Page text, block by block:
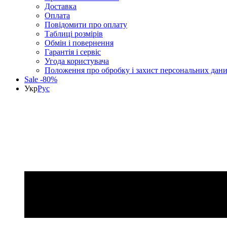
Доставка
Оплата
Повідомити про оплату
Таблиці розмірів
Обмін і повернення
Гарантія і сервіс
Угода користувача
Положення про обробку і захист персональних
Sale -80%
УкрРус